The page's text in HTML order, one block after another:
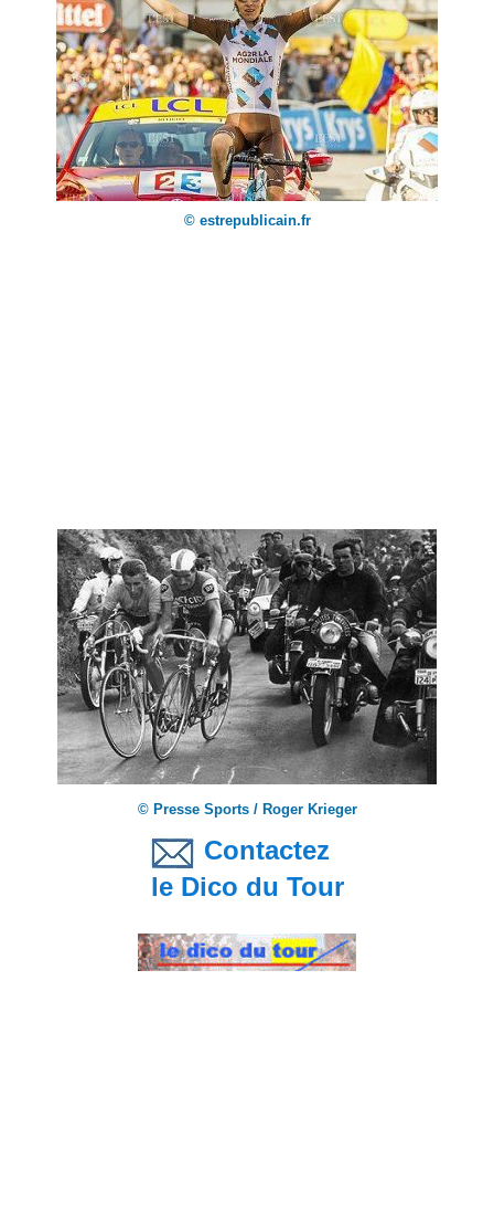
© estrepublicain.fr
© Presse Sports / Roger Krieger
Contactez
le Dico du Tour